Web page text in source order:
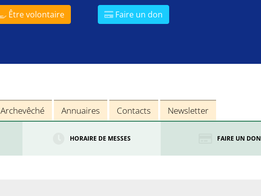
Être volontaire Faire un don
Archevêché Annuaires Contacts Newsletter
HORAIRE DE MESSES FAIRE UN DON